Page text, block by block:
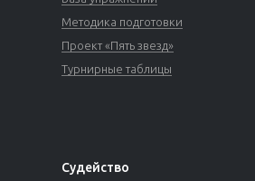
Методика подготовки
Проект «Пять звезд»
Турнирные таблицы
Судейство